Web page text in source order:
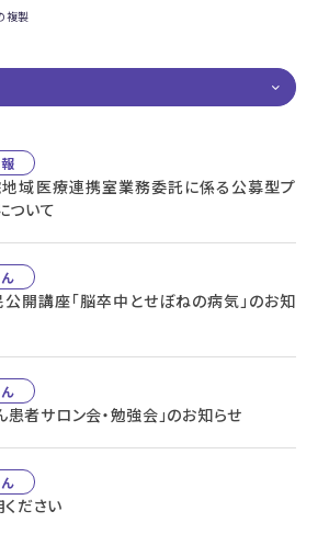
複製
域医療連携室業務委託に係る公募型プ
ついて
開講座「脳卒中とせぼねの病気」のお知
患者サロン会・勉強会」のお知らせ
ださい